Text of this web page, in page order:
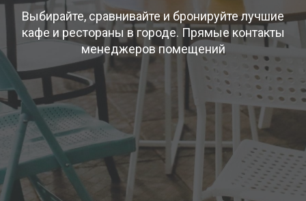
Выбирайте, сравнивайте и бронируйте лучшие
кафе и рестораны в городе. Прямые контакты
менеджеров помещений